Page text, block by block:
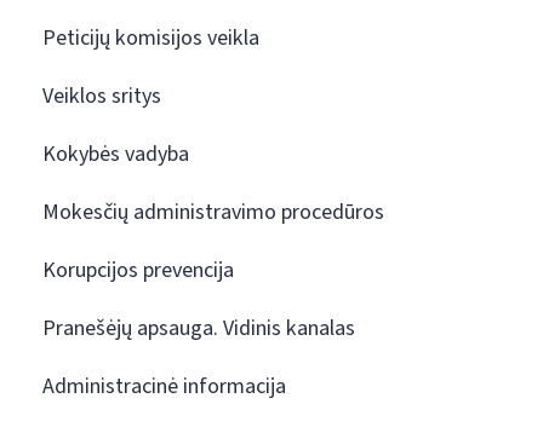
Peticijų komisijos veikla
Veiklos sritys
Kokybės vadyba
Mokesčių administravimo procedūros
Korupcijos prevencija
Pranešėjų apsauga. Vidinis kanalas
Administracinė informacija